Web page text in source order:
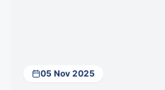
05 Nov 2025